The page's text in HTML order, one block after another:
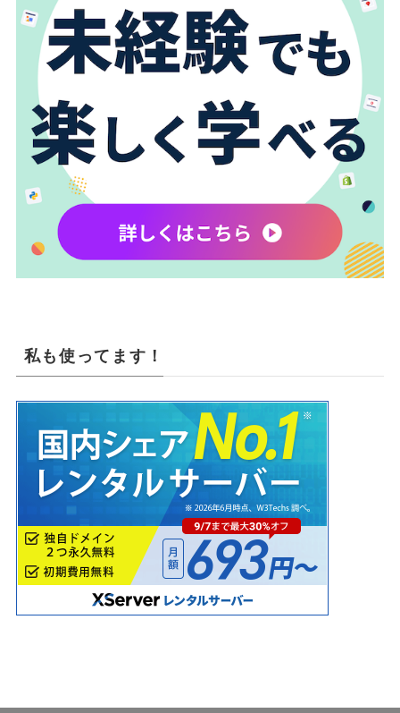
私も使ってます！